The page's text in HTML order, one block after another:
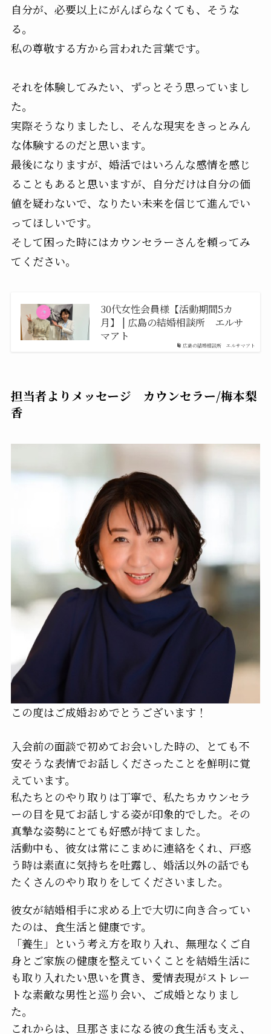
自分が、必要以上にがんばらなくても、そうな
る。
私の尊敬する方から言われた言葉です。
それを体験してみたい、ずっとそう思っていまし
た。
実際そうなりましたし、そんな現実をきっとみん
な体験するのだと思います。
最後になりますが、婚活ではいろんな感情を感じ
ることもあると思いますが、自分だけは自分の価
値を疑わないで、なりたい未来を信じて進んでい
ってほしいです。
そして困った時にはカウンセラーさんを頼ってみ
てください。
広島の結婚相談所 エルサマアト
30代女性会員様【活動期間5カ
月】 | 広島の結婚相談所 エルサ
マアト
担当者よりメッセージ カウンセラー/梅本梨
香
この度はご成婚おめでとうございます！
入会前の面談で初めてお会いした時の、とても不
安そうな表情でお話しくださったことを鮮明に覚
えています。
私たちとのやり取りは丁寧で、私たちカウンセラ
ーの目を見てお話しする姿が印象的でした。その
真摯な姿勢にとても好感が持てました。
活動中も、彼女は常にこまめに連絡をくれ、戸惑
う時は素直に気持ちを吐露し、婚活以外の話でも
たくさんのやり取りをしてくださいました。
彼女が結婚相手に求める上で大切に向き合ってい
たのは、食生活と健康です。
「養生」という考え方を取り入れ、無理なくご自
身とご家族の健康を整えていくことを結婚生活に
も取り入れたい思いを貫き、愛情表現がストレー
トな素敵な男性と巡り会い、ご成婚となりまし
た。
これからは、旦那さまになる彼の食生活も支え、